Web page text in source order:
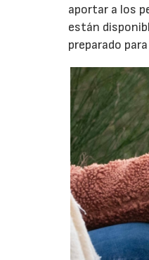
aportar a los
están
preparado